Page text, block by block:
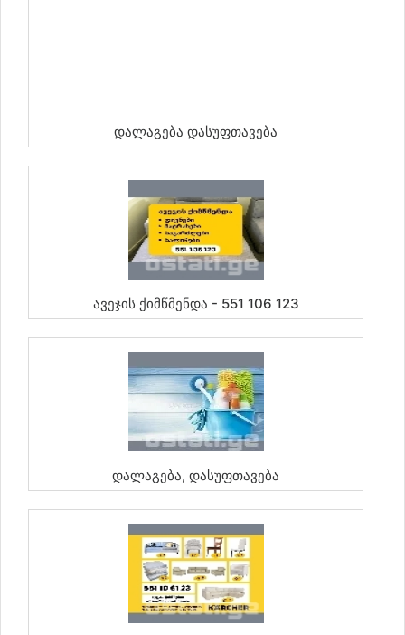
Დალაგება Დასუფთავება
Ავეჯის Ქიმწმენდა - 551 106 123
Დალაგება, Დასუფთავება